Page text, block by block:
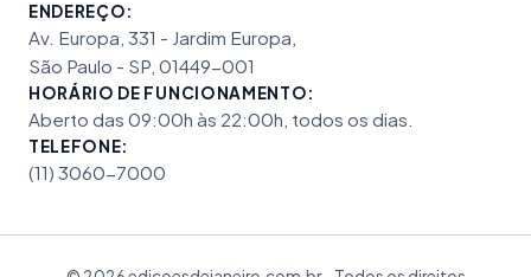
ENDEREÇO:
Av. Europa, 331 - Jardim Europa,
São Paulo - SP, 01449-001
HORÁRIO DE FUNCIONAMENTO:
Aberto das 09:00h às 22:00h, todos os dias.
TELEFONE:
(11) 3060-7000